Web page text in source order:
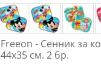
Freeon - Сенник за
44х35 см. 2 бр.